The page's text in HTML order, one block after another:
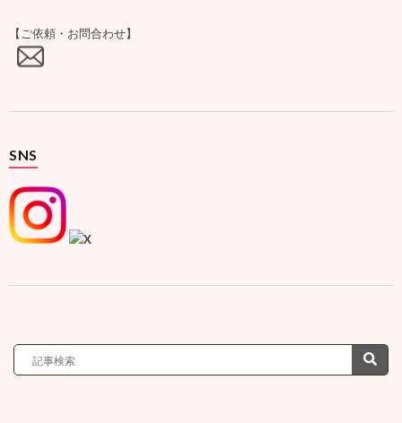
【ご依頼・お問合わせ】
SNS